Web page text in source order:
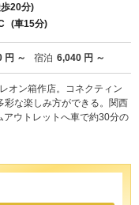
20分)
(車15分)
円 ～ 宿泊 6,040 円 ～
オン箱作店。コネクティン
彩な楽しみ方ができる。関西
アウトレットへ車で約30分の